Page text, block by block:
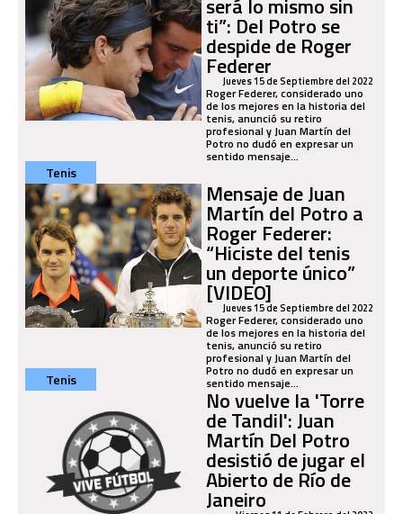
ti”: Del Potro se
despide de Roger
Federer
Jueves 15 de Septiembre del 2022
Roger Federer, considerado uno
de los mejores en la historia del
tenis, anunció su retiro
profesional y Juan Martín del
Potro no dudó en expresar un
sentido mensaje...
Tenis
Mensaje de Juan
Martín del Potro a
Roger Federer:
“Hiciste del tenis
un deporte único”
[VIDEO]
Jueves 15 de Septiembre del 2022
Roger Federer, considerado uno
de los mejores en la historia del
tenis, anunció su retiro
profesional y Juan Martín del
Potro no dudó en expresar un
sentido mensaje...
Tenis
No vuelve la 'Torre
de Tandil': Juan
Martín Del Potro
desistió de jugar el
Abierto de Río de
Janeiro